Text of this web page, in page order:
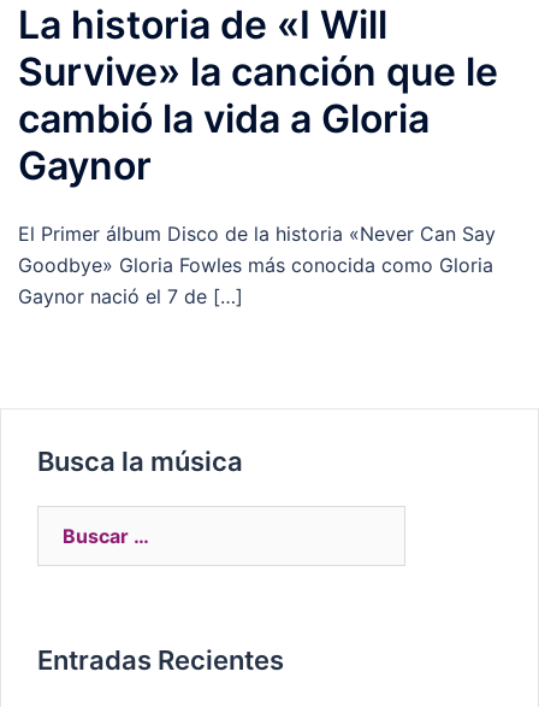
La historia de «I Will
Survive» la canción que le
cambió la vida a Gloria
Gaynor
El Primer álbum Disco de la historia «Never Can Say
Goodbye» Gloria Fowles más conocida como Gloria
Gaynor nació el 7 de […]
Busca la música
Entradas Recientes